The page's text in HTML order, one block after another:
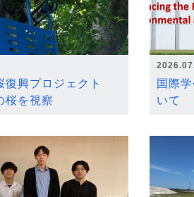
復興プロジェクト
桜を視察
国際
いて